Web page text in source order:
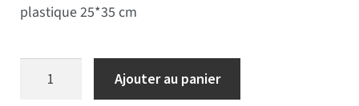
plastique 25*35 cm
quantité de Guirlande plastique multicolore
Ajouter au panier